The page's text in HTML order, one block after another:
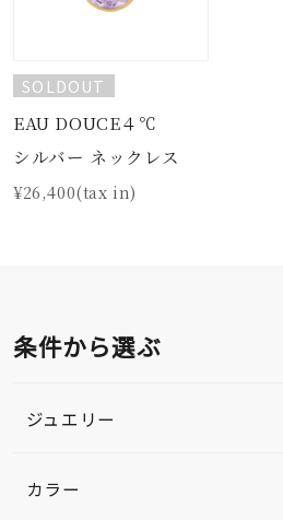
SOLDOUT
EAU DOUCE４℃
シルバー ネックレス
¥26,400(tax in)
条件から選ぶ
ジュエリー
カラー